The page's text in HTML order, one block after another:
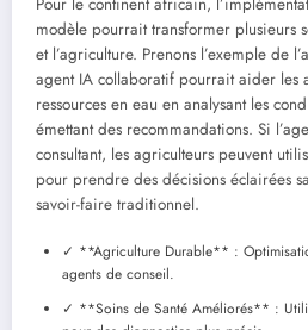
Pour le continent africain,
modèle pourrait transformer plusieurs
et l’agriculture. Prenons l’exemple de
agent IA collaboratif pourrait aider les
ressources en eau en analysant les
émettant des recommandations. Si
consultant, les agriculteurs peuvent
pour prendre des décisions éclairées
savoir-faire traditionnel.
✓ **Agriculture Durable** :
agents de conseil.
✓ **Soins de Santé Améliorés** :